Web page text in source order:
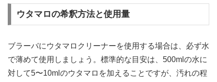
ウタマロの希釈方法と使用量
ブラーバにウタマロクリーナーを使用する場合は、必ず水
で薄めて使用しましょう。標準的な目安は、500mlの水に
対して5〜10mlのウタマロを加えることですが、汚れの程